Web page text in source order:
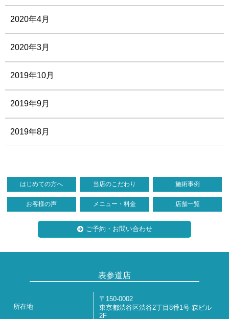
2020年4月
2020年3月
2019年10月
2019年9月
2019年8月
はじめての方へ 当店のこだわり 施術事例
お客様の声 メニュー・料金 店舗一覧
ご予約・お問い合わせ
表参道店
所在地
〒150-0002
東京都渋谷区渋谷2丁目8番1号 森ビル
2F